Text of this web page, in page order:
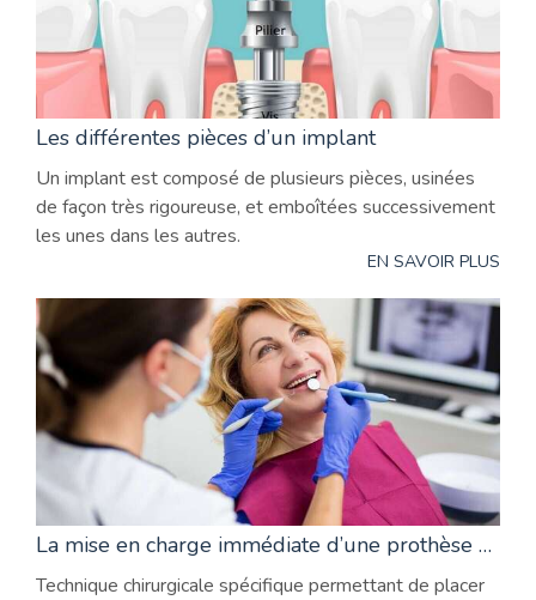
Les différentes pièces d’un implant
Un implant est composé de plusieurs pièces, usinées
de façon très rigoureuse, et emboîtées successivement
les unes dans les autres.
EN SAVOIR PLUS
La mise en charge immédiate d’une prothèse sur un implant (mci)
Technique chirurgicale spécifique permettant de placer